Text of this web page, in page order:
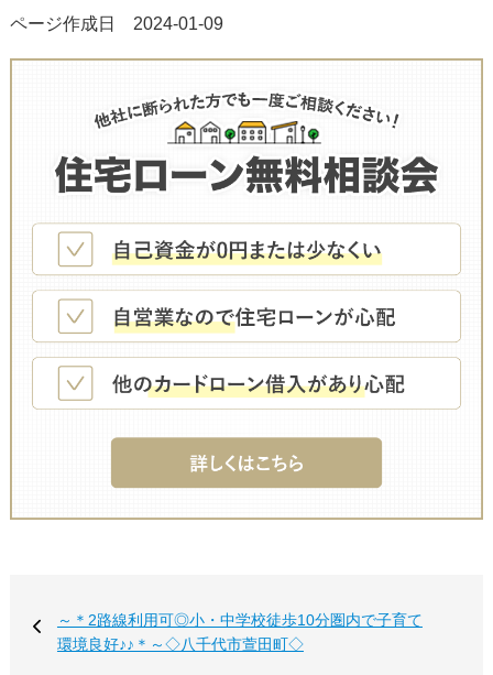
ページ作成日 2024-01-09
～＊2路線利用可◎小・中学校徒歩10分圏内で子育て
環境良好♪♪＊～◇八千代市萱田町◇